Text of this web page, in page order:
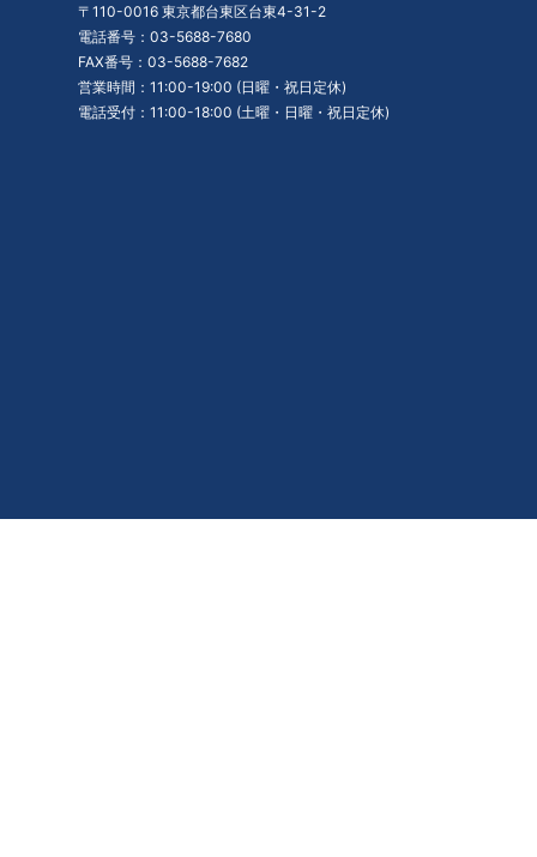
〒110-0016 東京都台東区台東4-31-2
電話番号：03-5688-7680
FAX番号：03-5688-7682
営業時間：11:00-19:00 (日曜・祝日定休)
電話受付：11:00-18:00 (土曜・日曜・祝日定休)